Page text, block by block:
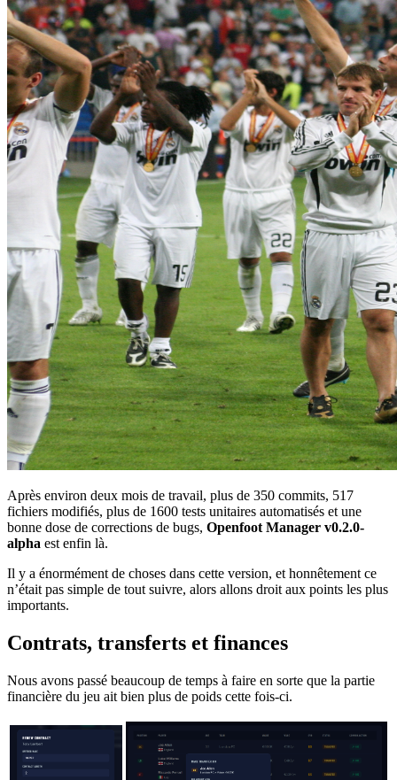
Après environ deux mois de travail, plus de 350 commits, 517
fichiers modifiés, plus de 1600 tests unitaires automatisés et une
bonne dose de corrections de bugs, Openfoot Manager v0.2.0-
alpha est enfin là.
Il y a énormément de choses dans cette version, et honnêtement ce
n’était pas simple de tout suivre, alors allons droit aux points les plus
importants.
Contrats, transferts et finances
Nous avons passé beaucoup de temps à faire en sorte que la partie
financière du jeu ait bien plus de poids cette fois-ci.